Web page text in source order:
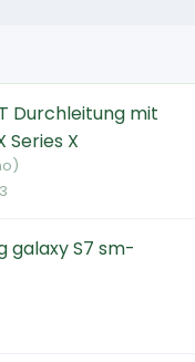
Durchleitung mit
Series X
galaxy S7 sm-